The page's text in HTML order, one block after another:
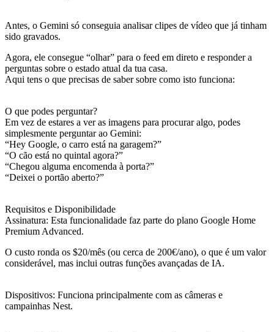
Antes, o Gemini só conseguia analisar clipes de vídeo que já tinham
sido gravados.
Agora, ele consegue “olhar” para o feed em direto e responder a
perguntas sobre o estado atual da tua casa.
Aqui tens o que precisas de saber sobre como isto funciona:
O que podes perguntar?
Em vez de estares a ver as imagens para procurar algo, podes
simplesmente perguntar ao Gemini:
“Hey Google, o carro está na garagem?”
“O cão está no quintal agora?”
“Chegou alguma encomenda à porta?”
“Deixei o portão aberto?”
Requisitos e Disponibilidade
Assinatura: Esta funcionalidade faz parte do plano Google Home
Premium Advanced.
O custo ronda os $20/mês (ou cerca de 200€/ano), o que é um valor
considerável, mas inclui outras funções avançadas de IA.
Dispositivos: Funciona principalmente com as câmeras e
campainhas Nest.